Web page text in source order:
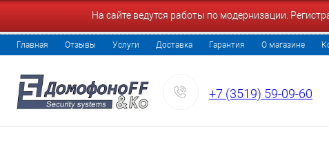
На сайте ведутся работы по модернизации.
Главная Отзывы Услуги Доставка Гарантия О магазине
+7 (3519) 59-09-60